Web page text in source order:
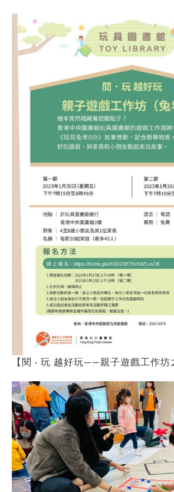
【閱 · 玩 越好玩——親子遊戲工作坊